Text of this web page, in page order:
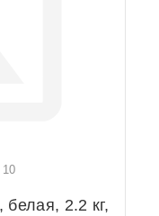
10
2.2 кг,